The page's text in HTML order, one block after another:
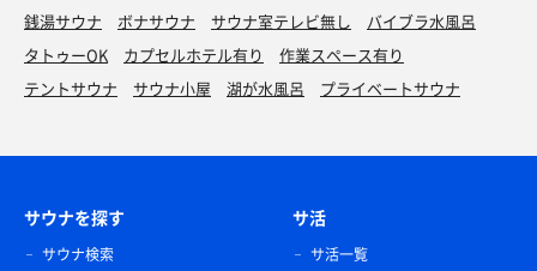
銭湯サウナ
ボナサウナ サウナ室テレビ無し
バイブラ水風呂
タトゥーOK
カプセルホテル有り
作業スペース有り
テントサウナ
サウナ小屋 湖が水風呂 プライベートサウナ
サウナを探す
サウナ検索
サ活
サ活一覧